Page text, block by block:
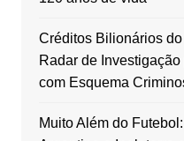
Créditos Bilionários
Radar de
com Esquema
Muito Além do